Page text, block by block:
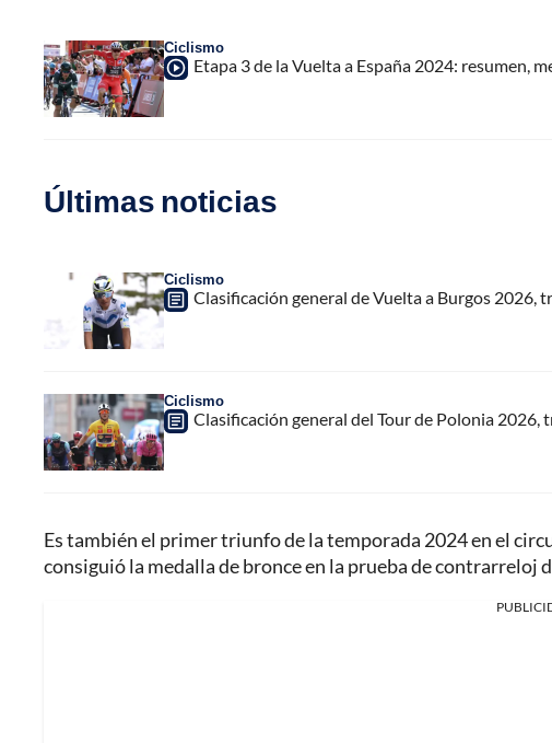
Ciclismo
Etapa 3 de la Vuelta a España 2024: resumen,
Últimas noticias
Ciclismo
Clasificación general de Vuelta a Burgos 2026,
Ciclismo
Clasificación general del Tour de Polonia
Es también el primer triunfo de la temporada 2024 en el
consiguió la medalla de bronce en la prueba de contrarreloj